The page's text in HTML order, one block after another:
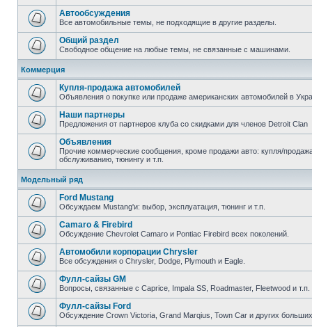
Автообсуждения
Все автомобильные темы, не подходящие в другие разделы.
Общий раздел
Свободное общение на любые темы, не связанные с машинами.
Коммерция
Купля-продажа автомобилей
Объявления о покупке или продаже американских автомобилей в
Наши партнеры
Предложения от партнеров клуба со скидками для членов Detroit Clan
Объявления
Прочие коммерческие сообщения, кроме продажи авто: купля/
обслуживанию, тюнингу и т.п.
Модельный ряд
Ford Mustang
Обсуждаем Mustang'и: выбор, эксплуатация, тюнинг и т.п.
Camaro & Firebird
Обсуждение Chevrolet Camaro и Pontiac Firebird всех поколений.
Автомобили корпорации Chrysler
Все обсуждения о Chrysler, Dodge, Plymouth и Eagle.
Фулл-сайзы GM
Вопросы, связанные с Caprice, Impala SS, Roadmaster, Fleetwood и т.п.
Фулл-сайзы Ford
Обсуждение Crown Victoria, Grand Marqius, Town Car и других